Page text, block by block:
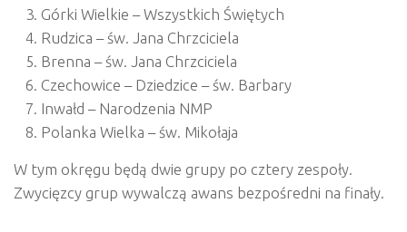
Górki Wielkie – Wszystkich Świętych
Rudzica – św. Jana Chrzciciela
Brenna – św. Jana Chrzciciela
Czechowice – Dziedzice – św. Barbary
Inwałd – Narodzenia NMP
Polanka Wielka – św. Mikołaja
W tym okręgu będą dwie grupy po cztery zespoły.
Zwycięzcy grup wywalczą awans bezpośredni na finały.